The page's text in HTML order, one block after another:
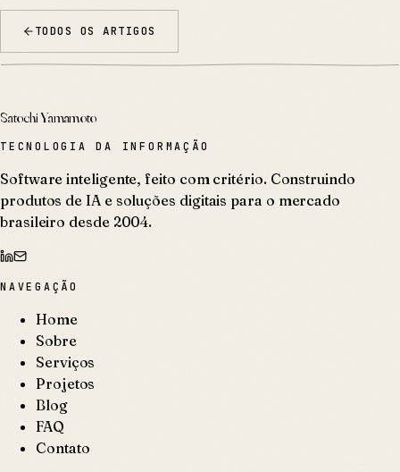
TODOS OS ARTIGOS
Satochi Yamamoto
TECNOLOGIA DA INFORMAÇÃO
Software inteligente, feito com critério. Construindo
produtos de IA e soluções digitais para o mercado
brasileiro desde 2004.
NAVEGAÇÃO
Home
Sobre
Serviços
Projetos
Blog
FAQ
Contato